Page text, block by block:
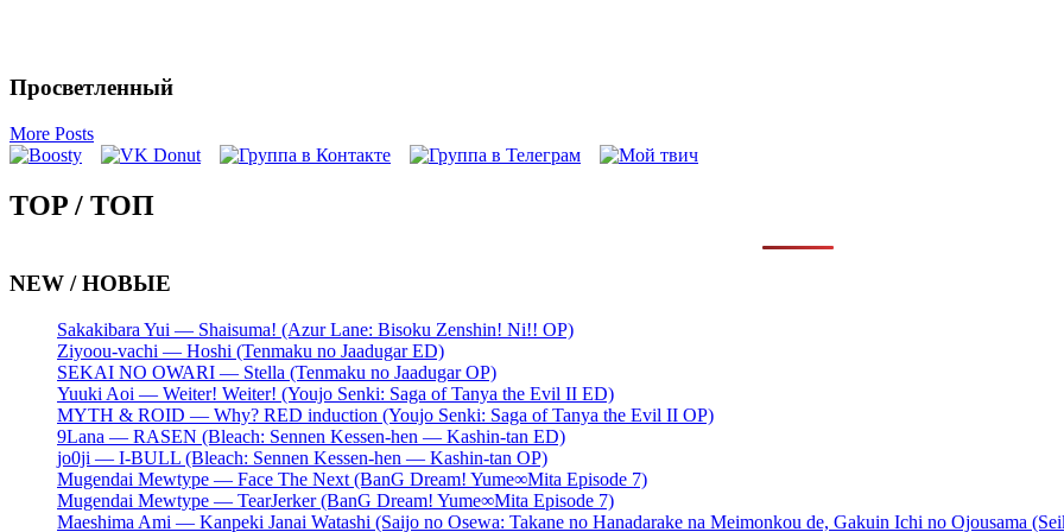
Просветленный
More Posts
TOP / ТОП
NEW / НОВЫЕ
Sakakibara Yui — Shaisuma! (Azur Lane: Bisoku Zenshin! Ni!! OP)
Ziyoou-vachi — Hoshi (Tenmaku no Jaadugar ED)
SEKAI NO OWARI — Stella (Tenmaku no Jaadugar OP)
Yuuki Aoi — Weiter! Weiter! (Youjo Senki: Saga of Tanya the Evil II ED)
MYTH & ROID — Why? RED induction (Youjo Senki: Saga of Tanya the Evil II OP)
9Lana — RASEN (Bleach: Sennen Kessen-hen — Kashin-tan ED)
jo0ji — I-BULL (Bleach: Sennen Kessen-hen — Kashin-tan OP)
Mugendai Mewtype — Face The Next (BanG Dream! Yume∞Mita Episode 7)
Mugendai Mewtype — TearJerker (BanG Dream! Yume∞Mita Episode 7)
Maeshima Ami — Kanpeki Janai Watashi (Saijo no Osewa: Takane no Hanadarake na Meimonkou de, Gakuin Ichi no Ojousama